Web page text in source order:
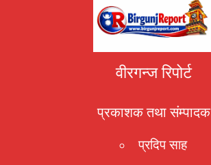
वीरगन्ज रिपोर्ट
प्रकाशक तथा संम्पादक
प्रदिप साह